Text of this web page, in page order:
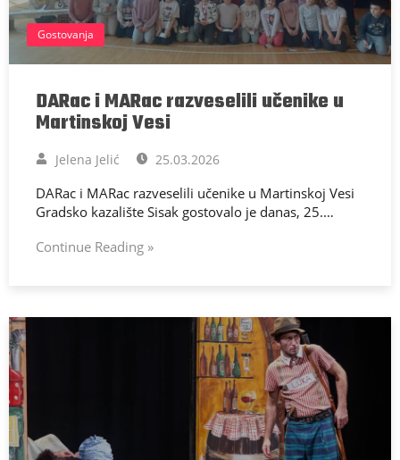
Gostovanja
DARac i MARac razveselili učenike u
Martinskoj Vesi
Jelena Jelić 25.03.2026
DARac i MARac razveselili učenike u Martinskoj Vesi
Gradsko kazalište Sisak gostovalo je danas, 25.…
Continue Reading »